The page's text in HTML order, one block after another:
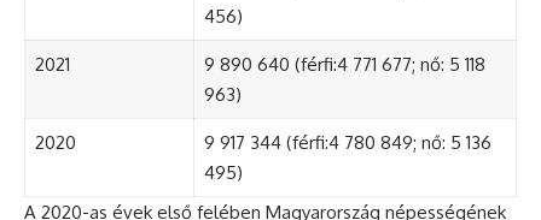
456)
2021
9 890 640 (férfi:4 771 677; nő: 5 118
963)
2020
9 917 344 (férfi:4 780 849; nő: 5 136
495)
A 2020-as évek első felében Magyarország népességének